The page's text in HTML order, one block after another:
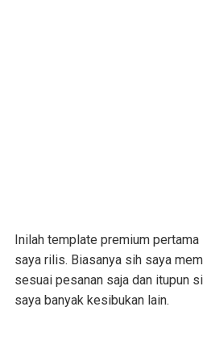
Inilah template premium
saya rilis. Biasanya sih saya
sesuai pesanan saja dan itupun
saya banyak kesibukan lain.